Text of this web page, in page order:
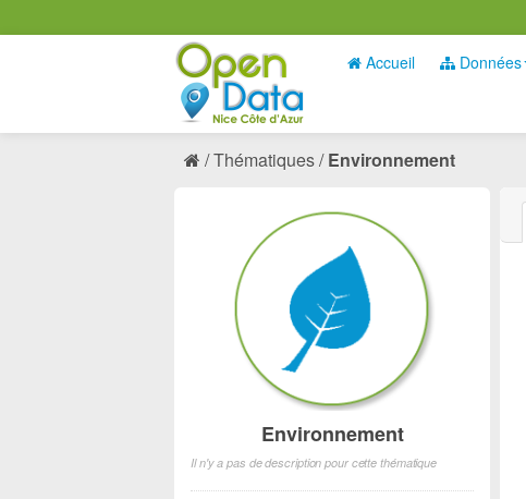
Accueil Données
Thématiques Environnement
Environnement
Il n'y a pas de description pour cette thématique